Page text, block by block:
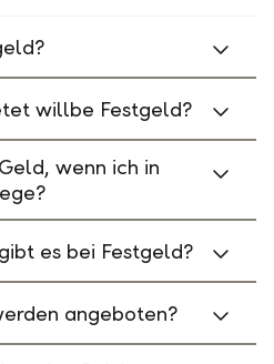
willbe Festgeld?
wenn ich in
es bei Festgeld?
angeboten?